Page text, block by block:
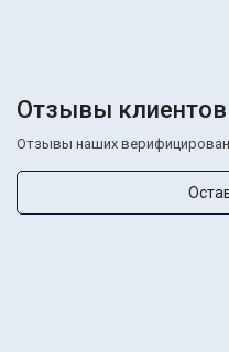
Отзывы клиентов
Отзывы наших